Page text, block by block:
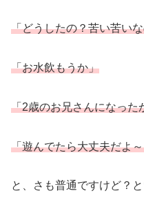
「どうしたの？苦い苦い
「お水飲もうか」
「2歳のお兄さんになった
「遊んでたら大丈夫だよ
と、さも普通ですけど？